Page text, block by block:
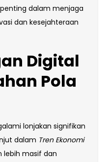
dalam menjaga
dan kesejahteraan
Digital
Pola
lonjakan signifikan
dalam Tren Ekonomi
lebih masif dan